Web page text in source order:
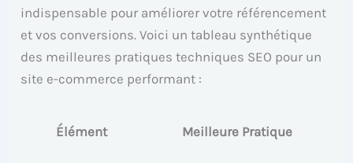
indispensable pour améliorer votre référencement
et vos conversions. Voici un tableau synthétique
des meilleures pratiques techniques SEO pour un
site e-commerce performant :
Élément Meilleure Pratique